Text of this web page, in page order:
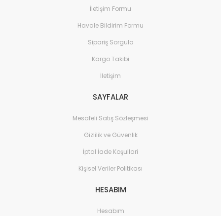
İletişim Formu
Havale Bildirim Formu
Sipariş Sorgula
Kargo Takibi
İletişim
SAYFALAR
Mesafeli Satış Sözleşmesi
Gizlilik ve Güvenlik
İptal İade Koşullari
Kişisel Veriler Politikası
HESABIM
Hesabım